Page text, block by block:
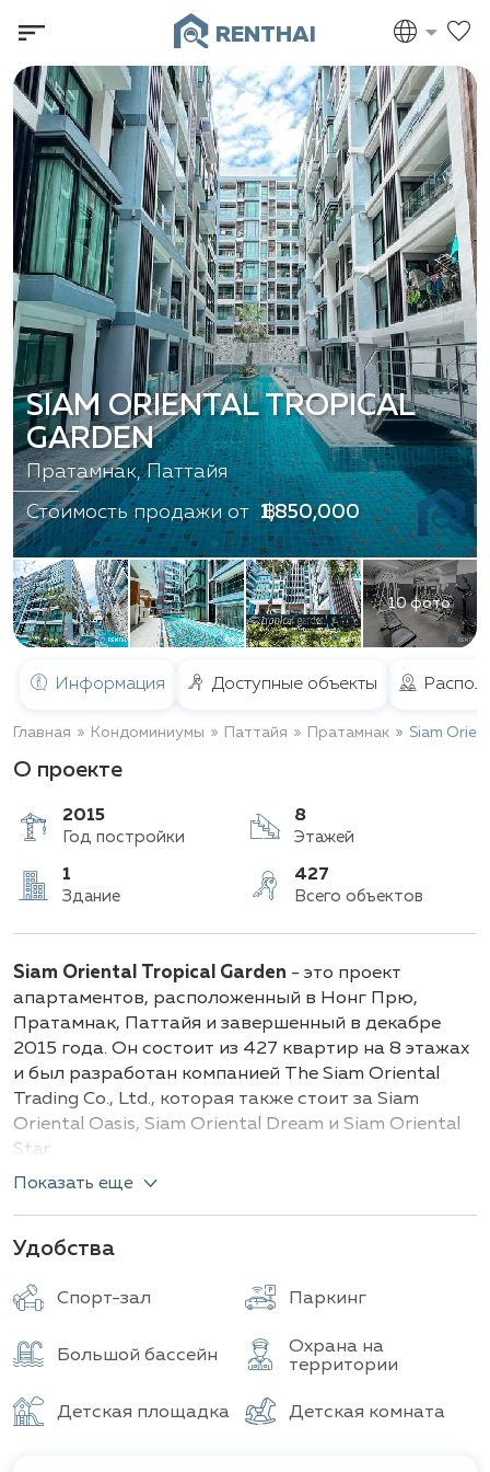
RENTHAI
10 фото
SIAM ORIENTAL TROPICAL
GARDEN
Пратамнак, Паттайя
Стоимость продажи от ฿ 1,850,000
Информация Доступные объекты
Главная Кондоминиумы Паттайя Пратамнак Siam
О проекте
2015
Год постройки
8
Этажей
1
Здание
427
Всего объектов
Siam Oriental Tropical Garden - это проект
апартаментов, расположенный в Нонг Прю,
Пратамнак, Паттайя и завершенный в декабре
2015 года. Он состоит из 427 квартир на 8 этажах
и был разработан компанией The Siam Oriental
Trading Co., Ltd., которая также стоит за Siam
Oriental Oasis, Siam Oriental Dream и Siam Oriental
Star.
Типов квартир и их детали:
Студии
кухонные гарнитуры с индукционной плитой,
город или сады, кондиционеры Samsung,
современные стеклопакеты и атмосферное
освещение
включают кухню, спальню и гостиную,
Показать еще
Удобства
Спорт-зал Паркинг
Большой бассейн
Охрана на
территории
Детская площадка Детская комната